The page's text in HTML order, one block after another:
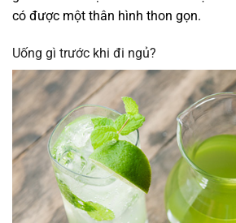
có được một thân hình thon gọn.
Uống gì trước khi đi ngủ?